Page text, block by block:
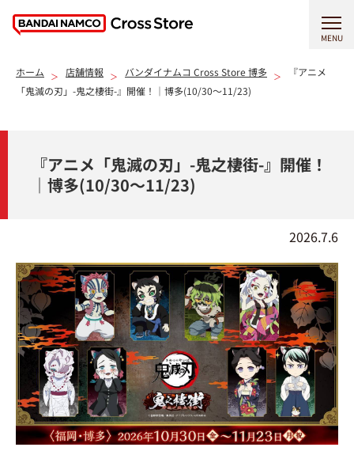
MENU
ホーム 店舗情報 バンダイナムコ Cross Store 博多
『アニメ
「鬼滅の刃」-鬼之棲街-』開催！｜博多(10/30～11/23)
『アニメ「鬼滅の刃」-鬼之棲街-』開催！
｜博多(10/30～11/23)
2026.7.6